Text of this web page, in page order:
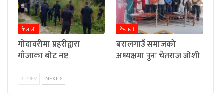
कैलाली
गोदावरीमा प्रहरीद्वारा
गाँजाका बोट नष्ट
कैलाली
बरालगाउँ समाजको
अध्यक्षमा पुनः चेतराज जोशी
PREV NEXT